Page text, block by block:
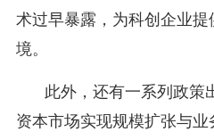
术过早暴露，为科创企业
境。
此外，还有一系列政策
资本市场实现规模扩张与